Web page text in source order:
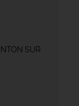
SUR